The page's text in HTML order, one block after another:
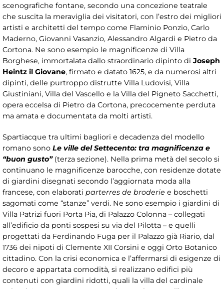
scenografiche fontane, secondo una concezione teatrale
che suscita la meraviglia dei visitatori, con l’estro dei migliori
artisti e architetti del tempo come Flaminio Ponzio, Carlo
Maderno, Giovanni Vasanzio, Alessandro Algardi e Pietro da
Cortona. Ne sono esempio le magnificenze di Villa
Borghese, immortalata dallo straordinario dipinto di Joseph
Heintz il Giovane, firmato e datato 1625, e da numerosi altri
dipinti, delle purtroppo distrutte Villa Ludovisi, Villa
Giustiniani, Villa del Vascello e la Villa del Pigneto Sacchetti,
opera eccelsa di Pietro da Cortona, precocemente perduta
ma amata e documentata da molti artisti.
Spartiacque tra ultimi bagliori e decadenza del modello
romano sono Le ville del Settecento: tra magnificenza e
“buon gusto”(terza sezione). Nella prima metà del secolo si
continuano le magnificenze barocche, con residenze dotate
di giardini disegnati secondo l’aggiornata moda alla
francese, con elaborati parterres de broderie e boschetti
sagomati come “stanze” verdi. Ne sono esempio i giardini di
Villa Patrizi fuori Porta Pia, di Palazzo Colonna – collegati
all’edificio da ponti sospesi su via del Pilotta – e quelli
progettati da Ferdinando Fuga per il Palazzo già Riario, dal
1736 dei nipoti di Clemente XII Corsini e oggi Orto Botanico
cittadino. Con la crisi economica e l’affermarsi di esigenze di
decoro e appartata comodità, si realizzano edifici più
contenuti con giardini ridotti, quali la villa del cardinale